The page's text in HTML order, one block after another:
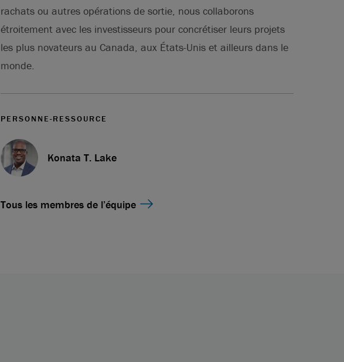
rachats ou autres opérations de sortie, nous collaborons
étroitement avec les investisseurs pour concrétiser leurs projets
les plus novateurs au Canada, aux États-Unis et ailleurs dans le
monde.
PERSONNE-RESSOURCE
Konata T. Lake
Tous les membres de l’équipe